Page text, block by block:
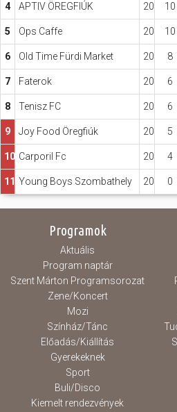
4 APTIV ÖREGFIÚK 20 10
5 Ops Caffe 20 10
6 Old Time Fürdi Market 20 8
7 Faterok 20 6
8 Tenisz FC 20 6
9 Joy Food Öregfiúk 20 5
10 Carporil Fc 20 4
11 Young Boys Szombathely 20 0
Programok
Aktuális
Program naptár
Szent Márton Programsorozat
Zene/Koncert
Mozi
Színház/Tánc
Előadás/Kiállítás
Gyerekeknek
Sport
Buli/Disco
Kiemelt rendezvények